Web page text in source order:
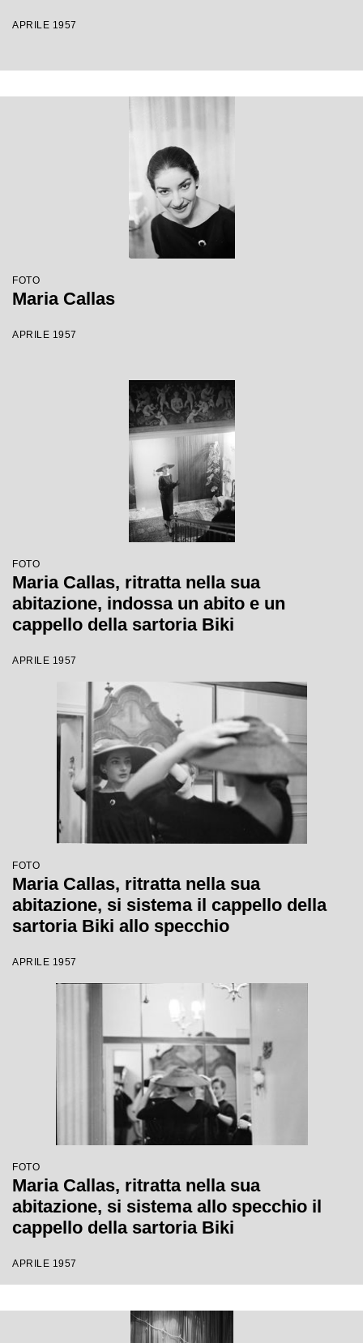
APRILE 1957
FOTO
Maria Callas
APRILE 1957
FOTO
Maria Callas, ritratta nella sua
abitazione, indossa un abito e un
cappello della sartoria Biki
APRILE 1957
FOTO
Maria Callas, ritratta nella sua
abitazione, si sistema il cappello della
sartoria Biki allo specchio
APRILE 1957
FOTO
Maria Callas, ritratta nella sua
abitazione, si sistema allo specchio il
cappello della sartoria Biki
APRILE 1957